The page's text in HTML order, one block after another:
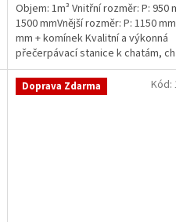
Objem: 1m³ Vnitřní rozměr: P: 950
1500 mmVnější rozměr: P: 1150
mm + komínek Kvalitní a výkonná
přečerpávací stanice k chatám,
rodinným domům...
Doprava Zdarma Kód: